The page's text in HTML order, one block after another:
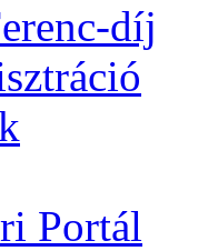
díj
Portál